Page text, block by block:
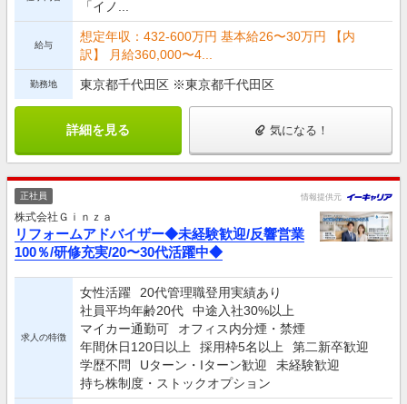
「イノ...
給与
想定年収：432-600万円 基本給26〜30万円 【内
訳】 月給360,000〜4...
勤務地 東京都千代田区 ※東京都千代田区
詳細を見る 気になる！
正社員 情報提供元
株式会社Ｇｉｎｚａ
リフォームアドバイザー◆未経験歓迎/反響営業
100％/研修充実/20〜30代活躍中◆
求人の特徴
女性活躍
20代管理職登用実績あり
社員平均年齢20代
中途入社30%以上
マイカー通勤可
オフィス内分煙・禁煙
年間休日120日以上
採用枠5名以上
第二新卒歓迎
学歴不問
Uターン・Iターン歓迎
未経験歓迎
持ち株制度・ストックオプション